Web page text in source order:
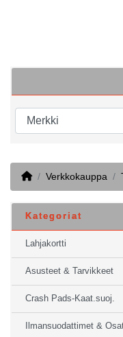
HomeVerkkokauppa
Kategoriat
Lahjakortti
Asusteet & Tarvikkeet
Crash Pads-Kaat.suoj.
Ilmansuodattimet &